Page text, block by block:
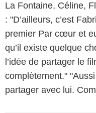
La Fontaine, Céline,
: "D’ailleurs, c’est
premier Par cœur et
qu’il existe quelque
l’idée de partager le
complètement."
partager avec lui.